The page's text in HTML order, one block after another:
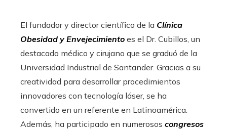
El fundador y director científico de la Clínica
Obesidad y Envejecimiento es el Dr. Cubillos, un
destacado médico y cirujano que se graduó de la
Universidad Industrial de Santander. Gracias a su
creatividad para desarrollar procedimientos
innovadores con tecnología láser, se ha
convertido en un referente en Latinoamérica.
Además, ha participado en numerosos congresos